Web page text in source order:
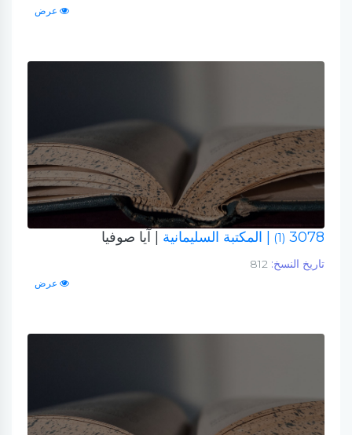
عرض
3078
(1) | المكتبة السليمانية | آيا صوفيا
تاريخ النسخ:
عرض